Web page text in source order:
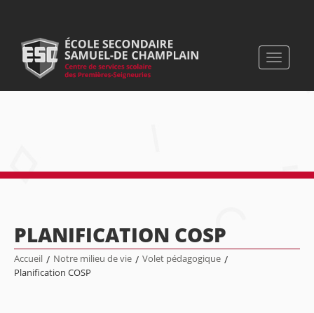
Toggle
PLANIFICATION COSP
Accueil / Notre milieu de vie / Volet pédagogique /
Planification COSP